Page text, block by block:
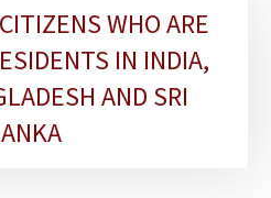
WHO ARE
IN INDIA,
AND SRI